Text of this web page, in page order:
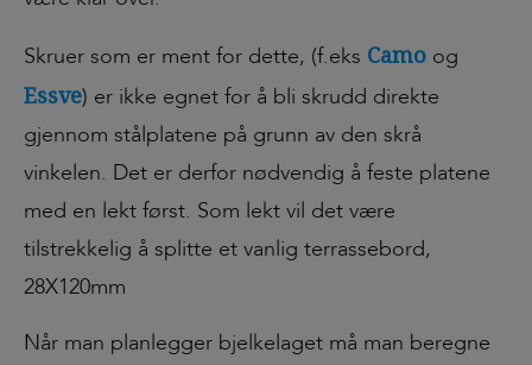
Skruer som er ment for dette, (f.eks Camo og
Essve) er ikke egnet for å bli skrudd direkte
gjennom stålplatene på grunn av den skrå
vinkelen. Det er derfor nødvendig å feste platene
med en lekt først. Som lekt vil det være
tilstrekkelig å splitte et vanlig terrassebord,
28X120mm
Når man planlegger bjelkelaget må man beregne